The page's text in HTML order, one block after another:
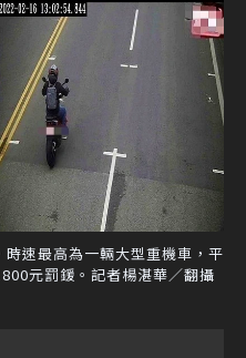
速最高為一輛大型重機車，平
元罰鍰。記者楊湛華／翻攝